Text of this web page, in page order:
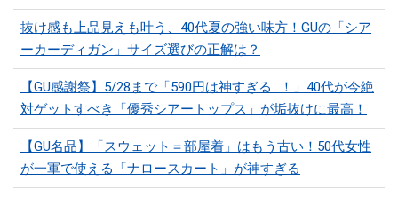
抜け感も上品見えも叶う、40代夏の強い味方！GUの「シア
ーカーディガン」サイズ選びの正解は？
【GU感謝祭】5/28まで「590円は神すぎる…！」40代が今絶
対ゲットすべき「優秀シアートップス」が垢抜けに最高！
【GU名品】「スウェット＝部屋着」はもう古い！50代女性
が一軍で使える「ナロースカート」が神すぎる